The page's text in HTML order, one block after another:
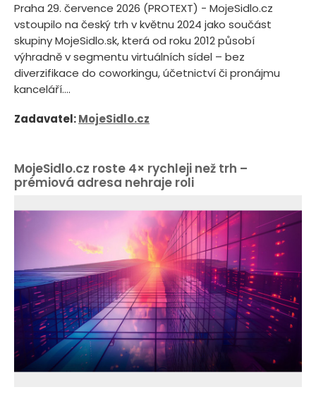
Praha 29. července 2026 (PROTEXT) - MojeSidlo.cz
vstoupilo na český trh v květnu 2024 jako součást
skupiny MojeSidlo.sk, která od roku 2012 působí
výhradně v segmentu virtuálních sídel – bez
diverzifikace do coworkingu, účetnictví či pronájmu
kanceláří....
Zadavatel:MojeSidlo.cz
MojeSidlo.cz roste 4× rychleji než trh –
prémiová adresa nehraje roli